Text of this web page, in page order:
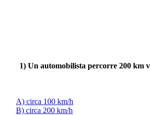
1) Un automobilista percorre 200 km
A) circa 100 km/h
B) circa 200 km/h